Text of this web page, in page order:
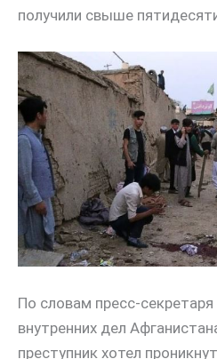
получили свыше
По словам пресс-
внутренних дел
преступник хотел